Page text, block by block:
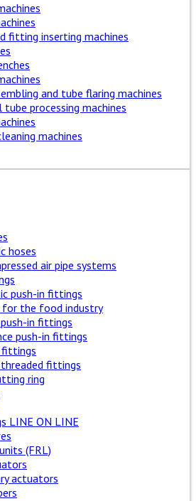
fitting inserting machines
and tube flaring machines
processing machines
machines
hoses
air pipe systems
push-in fittings
for the food industry
in fittings
push-in fittings
fittings
fittings
ring
LINE ON LINE
(FRL)
actuators